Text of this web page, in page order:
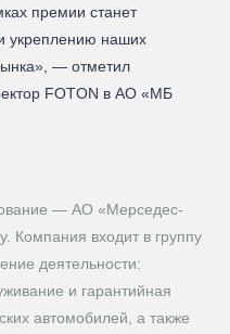
премии станет
укреплению наших
— отметил
FOTON в АО «МБ
— AO «Мерседес-
Компания входит в группу
деятельности:
и гарантийная
автомобилей, а также